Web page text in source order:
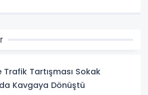
Trafik Tartışması Sokak
Kavgaya Dönüştü